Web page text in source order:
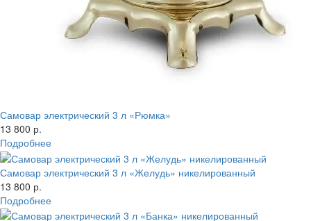
Самовар электрический 3 л «Рюмка»
13 800 р.
Подробнее
Самовар электрический 3 л «Желудь» никелированный
13 800 р.
Подробнее